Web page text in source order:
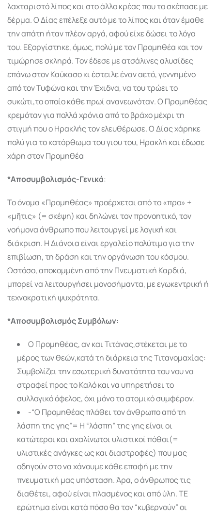
λαχταριστό λίπος και στο άλλο κρέας που το σκέπασε με
δέρμα. Ο Δίας επέλεξε αυτό με το λίπος και όταν έμαθε
την απάτη ήταν πλέον αργά, αφού είχε δώσει το λόγο
του. Εξοργίστηκε, όμως, πολύ με τον Προμηθέα και τον
τιμώρησε σκληρά. Τον έδεσε με ατσάλινες αλυσίδες
επάνω στον Καύκασο κι έστειλε έναν αετό, γεννημένο
από τον Τυφώνα και την Έχιδνα, να του τρώει το
συκώτι,το οποίο κάθε πρωί ανανεωνόταν. Ο Προμηθέας
κρεμόταν για πολλά χρόνια από το βράχο μέχρι τη
στιγμή που ο Ηρακλής τον ελευθέρωσε. Ο Δίας χάρηκε
πολύ για το κατόρθωμα του γιου του, Ηρακλή και έδωσε
χάρη στον Προμηθέα
*Αποσυμβολισμός-Γενικά:
Το όνομα «Προμηθέας» προέρχεται από το «προ» +
«μῆτις» (= σκέψη) και δηλώνει τον προνοητικό, τον
νοήμονα άνθρωπο που λειτουργεί με λογική και
διάκριση. Η Διάνοια είναι εργαλείο πολύτιμο για την
επιβίωση, τη δράση και την οργάνωση του κόσμου.
Ωστόσο, αποκομμένη από την Πνευματική Καρδιά,
μπορεί να λειτουργήσει μονοσήμαντα, με εγωκεντρική ή
τεχνοκρατική ψυχρότητα.
*Αποσυμβολισμός Συμβόλων:
Ο Προμηθέας, αν και Τιτάνας,στέκεται με το
μέρος των θεών,κατά τη διάρκεια της Τιτανομαχίας:
Συμβολίζει την εσωτερική δυνατότητα του νου να
στραφεί προς το Καλό και να υπηρετήσει το
συλλογικό όφελος, όχι μόνο το ατομικό συμφέρον.
-“Ο Προμηθέας πλάθει τον άνθρωπο από τη
λάσπη της γης”= Η “λάσπη” της γης είναι οι
κατώτεροι και αχαλίνωτοι υλιστικοί πόθοι(=
υλιστικές ανάγκες ως και διαστροφές) που μας
οδηγούν στο να χάνουμε κάθε επαφή με την
πνευματική μας υπόσταση. Άρα, ο άνθρωπος τις
διαθέτει, αφού είναι πλασμένος και από ύλη. ΤΕ
ερώτημα είναι κατά πόσο θα τον “κυβερνούν” οι